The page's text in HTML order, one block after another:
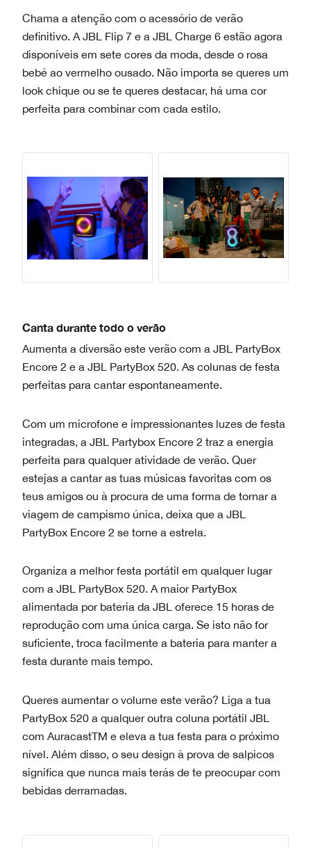
Chama a atenção com o acessório de verão
definitivo. A JBL Flip 7 e a JBL Charge 6 estão agora
disponíveis em sete cores da moda, desde o rosa
bebé ao vermelho ousado. Não importa se queres um
look chique ou se te queres destacar, há uma cor
perfeita para combinar com cada estilo.
Canta durante todo o verão
Aumenta a diversão este verão com a JBL PartyBox
Encore 2 e a JBL PartyBox 520. As colunas de festa
perfeitas para cantar espontaneamente.
Com um microfone e impressionantes luzes de festa
integradas, a JBL Partybox Encore 2 traz a energia
perfeita para qualquer atividade de verão. Quer
estejas a cantar as tuas músicas favoritas com os
teus amigos ou à procura de uma forma de tornar a
viagem de campismo única, deixa que a JBL
PartyBox Encore 2 se torne a estrela.
Organiza a melhor festa portátil em qualquer lugar
com a JBL PartyBox 520. A maior PartyBox
alimentada por bateria da JBL oferece 15 horas de
reprodução com uma única carga. Se isto não for
suficiente, troca facilmente a bateria para manter a
festa durante mais tempo.
Queres aumentar o volume este verão? Liga a tua
PartyBox 520 a qualquer outra coluna portátil JBL
com AuracastTM e eleva a tua festa para o próximo
nível. Além disso, o seu design à prova de salpicos
significa que nunca mais terás de te preocupar com
bebidas derramadas.